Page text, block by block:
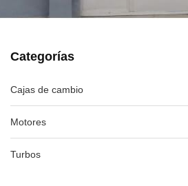
Categorías
Cajas de cambio
Motores
Turbos